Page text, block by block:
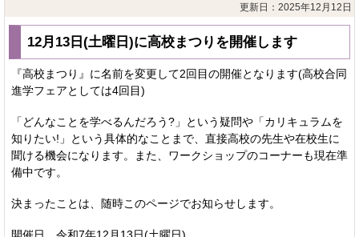
更新日：2025年12月12日
12月13日(土曜日)に高校まつりを開催します
『高校まつり』に名前を変更して2回目の開催となります(高校合同
進学フェアとしては4回目)
「どんなことを学べるんだろう?」という疑問や「カリキュラムを
知りたい!」という具体的なことまで、直接高校の先生や在校生に
聞ける機会になります。また、ワークショップのコーナーも現在準
備中です。
決まったことは、随時このページでお知らせします。